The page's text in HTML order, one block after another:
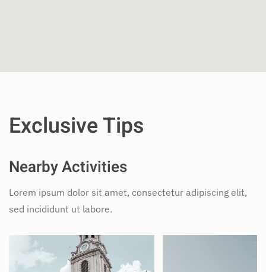
Exclusive Tips
Nearby Activities
Lorem ipsum dolor sit amet, consectetur adipiscing elit,
sed incididunt ut labore.